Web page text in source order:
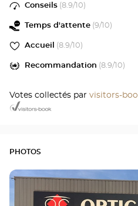
Conseils (8.9/10)
Temps d'attente (9/10)
Accueil (8.9/10)
Recommandation (8.9/10)
Votes collectés par visitors-
PHOTOS